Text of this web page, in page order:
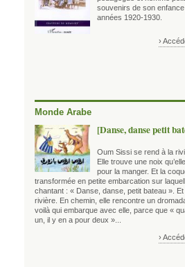
souvenirs de son
années 1920-1930.
›
Monde Arabe
[Danse, danse petit
Oum Sissi se rend à la
Elle trouve une noix
pour la manger. Et la
transformée en petite embarcation sur
chantant : « Danse, danse, petit bateau ».
rivière. En chemin, elle rencontre un
voilà qui embarque avec elle, parce que «
un, il y en a pour deux »...
›